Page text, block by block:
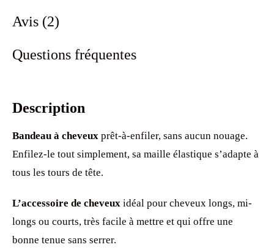
Avis (2)
Questions fréquentes
Description
Bandeau à cheveux prêt-à-enfiler, sans aucun nouage.
Enfilez-le tout simplement, sa maille élastique s’adapte à
tous les tours de tête.
L’accessoire de cheveux idéal pour cheveux longs, mi-
longs ou courts, très facile à mettre et qui offre une
bonne tenue sans serrer.